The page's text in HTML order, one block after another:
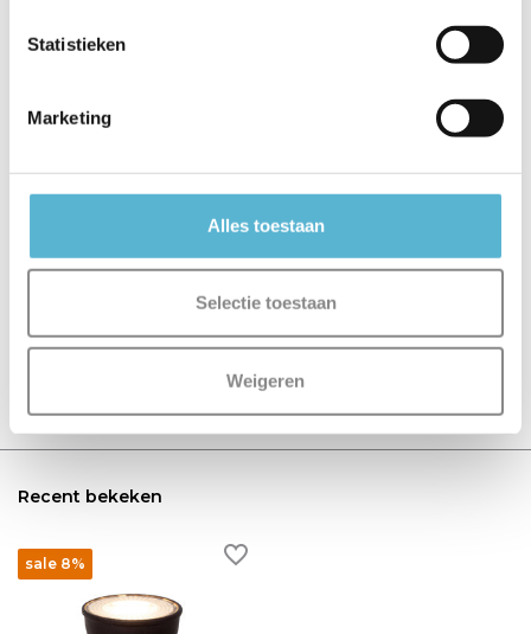
Statistieken
Marketing
Alles toestaan
Selectie toestaan
Weigeren
€9,95
Er zijn nog geen reviews geschreven over dit product..
Recent bekeken
sale 8%